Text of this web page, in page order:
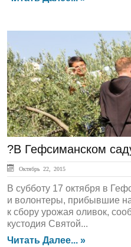
ЛЕНТА НОВОСТЕЙ
?В Гефсиманском
Октябрь 22, 2015
В субботу 17 октября в
и волонтеры, прибывшие
к сбору урожая оливок,
кустодия Святой...
Читать Далее... »